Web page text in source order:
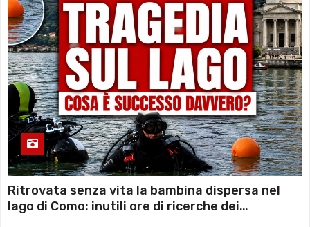
Ritrovata senza vita la bambina dispersa nel
lago di Como: inutili ore di ricerche dei